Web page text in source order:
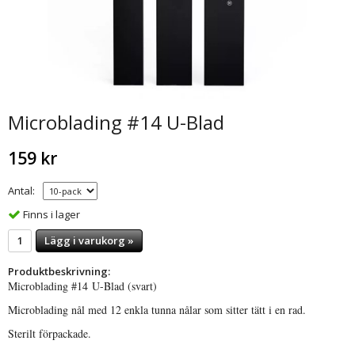
Microblading #14 U-Blad
159 kr
Antal:
Finns i lager
Lägg i varukorg »
Produktbeskrivning:
Microblading #14 U-Blad (svart)
Microblading nål med 12 enkla tunna nålar som sitter tätt i en rad.
Sterilt förpackade.